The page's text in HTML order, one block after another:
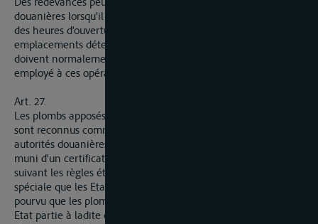
douanières lorsqu’il est fait appel à leurs services en dehors
des heures d’ouverture des bureaux ou en dehors des
emplacements déterminés où les opérations douanières
doivent normalement s’effectuer. L’effectif du personnel
employé à ces opérations doit être limité au strict nécessaire.
Art. 27.
Les plombs apposés sur tout bâtiment naviguant sur le Rhin
sont reconnus comme s’ils avaient été apposés par les
autorités douanières nationales, pourvu que le bâtiment soit
muni d’un certificat attestant qu’il est construit et aménagé
suivant les règles établies à cet égard par une convention
spéciale que les Etats contractants s’engagent à conclure et
pourvu que les plombs soient apposés par les autorités d’un
Etat partie à ladite convention , conformément aux règles